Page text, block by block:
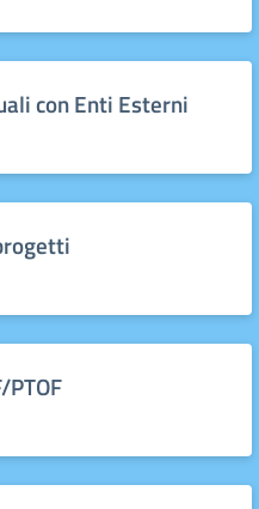
con Enti Esterni
PTOF